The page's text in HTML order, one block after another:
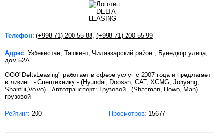
Телефон: (+998 71) 200 55 88, (+998 71) 200 55 99
Адрес: Узбекистан, Ташкент, Чиланзарский район , Бунедкор улица,
дом 52А
ООО"DeltaLeasing" работает в сфере услуг с 2007 года и предлагает
в лизинг: - Спецтехнику - (Hyundai, Doosan, САТ, XCMG, Jonyang,
Shantui,Volvo) - Автотранспорт: Грузовой - (Shacman, Howo, Man)
грузовой
Рейтинг: 200 Просмотров: 15677